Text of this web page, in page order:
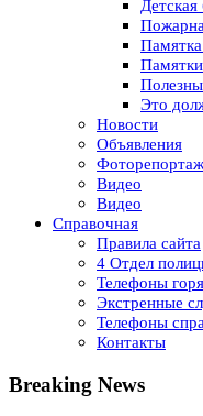
Детская
Это
Новости
Объявления
Видео
Видео
Справочная
Правила сайта
4 Отдел
Телефоны
Экстренные
Телефоны
Контакты
Breaking News